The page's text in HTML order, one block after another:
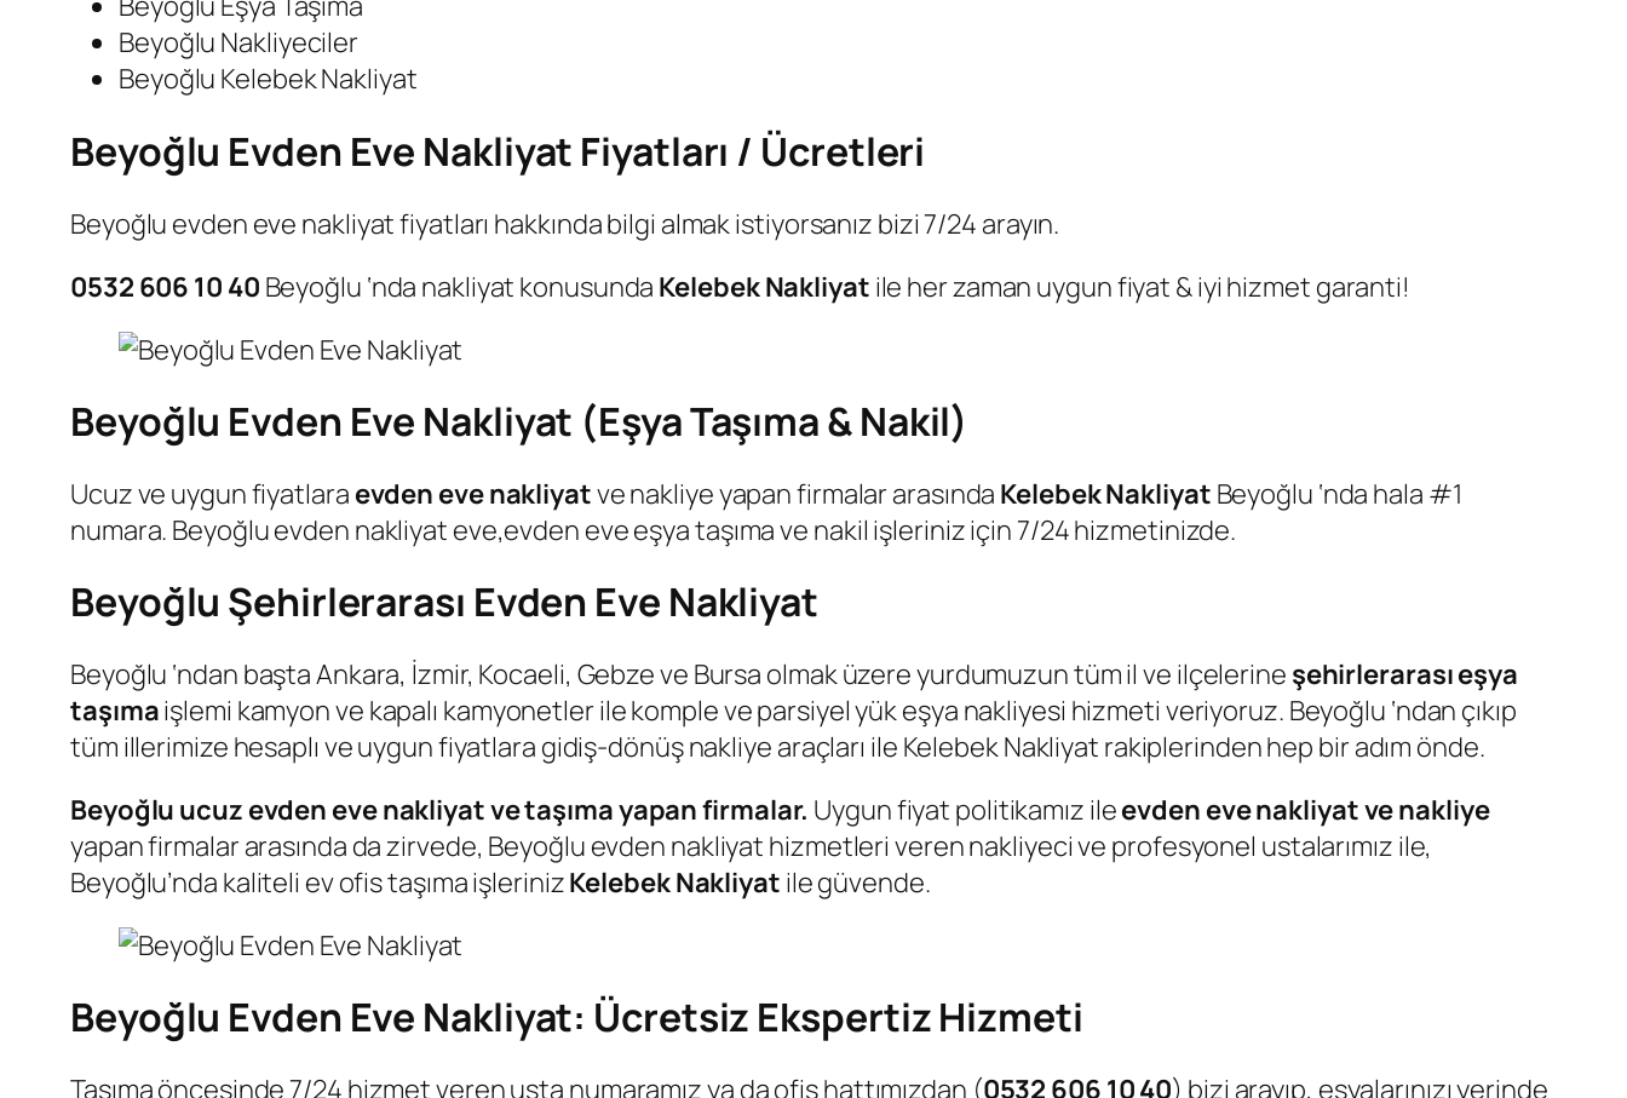
Beyoğlu Nakliyeciler
Beyoğlu Kelebek Nakliyat
Beyoğlu Evden Eve Nakliyat Fiyatları / Ücretleri
Beyoğlu evden eve nakliyat fiyatları hakkında bilgi almak istiyorsanız bizi 7/24 arayın.
0532 606 10 40 Beyoğlu ‘nda nakliyat konusunda Kelebek Nakliyat ile her zaman uygun fiyat & iyi hizmet garanti!
Beyoğlu Evden Eve Nakliyat (Eşya Taşıma & Nakil)
Ucuz ve uygun fiyatlara evden eve nakliyatve nakliye yapan firmalar arasında Kelebek Nakliyat Beyoğlu ‘nda hala #1
numara. Beyoğlu evden nakliyat eve,evden eve eşya taşıma ve nakil işleriniz için 7/24 hizmetinizde.
Beyoğlu Şehirlerarası Evden Eve Nakliyat
Beyoğlu ‘ndan başta Ankara, İzmir, Kocaeli, Gebze ve Bursa olmak üzere yurdumuzun tüm il ve ilçelerine şehirlerarası eşya
taşımaişlemi kamyon ve kapalı kamyonetler ile komple ve parsiyel yük eşya nakliyesi hizmeti veriyoruz. Beyoğlu ‘ndan çıkıp
tüm illerimize hesaplı ve uygun fiyatlara gidiş-dönüş nakliye araçları ile Kelebek Nakliyat rakiplerinden hep bir adım önde.
Beyoğlu ucuz evden eve nakliyat ve taşıma yapan firmalar. Uygun fiyat politikamız ileevden eve nakliyat ve nakliye
yapan firmalar arasında da zirvede, Beyoğlu evden nakliyat hizmetleri veren nakliyeci ve profesyonel ustalarımız ile,
Beyoğlu’nda kaliteli ev ofis taşıma işlerinizKelebek Nakliyat ile güvende.
Beyoğlu Evden Eve Nakliyat: Ücretsiz Ekspertiz Hizmeti
Taşıma öncesinde 7/24 hizmet veren usta numaramız ya da ofis hattımızdan (0532 606 10 40) bizi arayıp, eşyalarınızı yerinde